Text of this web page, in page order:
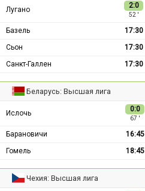
Лугано 2:0
52 ′
Базель 17:30
Сьон
17:30
Санкт-Галлен
17:30
Беларусь: Высшая лига
Ислочь 0:0
67 ′
Барановичи 16:45
Гомель
18:45
Чехия: Высшая лига